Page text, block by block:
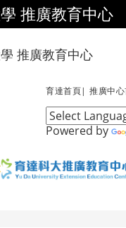
推廣教育中心
推廣教育中心
育達首頁| 推廣中
Powered by